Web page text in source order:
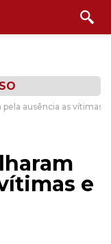
pela ausência as vítimas
e